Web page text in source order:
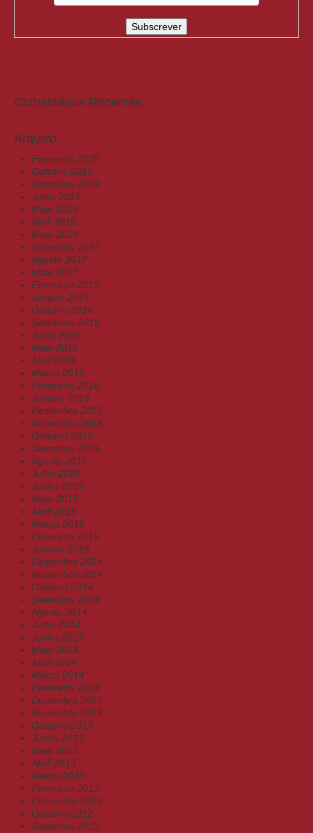
Comentários Recentes
Arquivo
Fevereiro 2025
Outubro 2019
Setembro 2019
Julho 2019
Maio 2019
Abril 2019
Maio 2018
Setembro 2017
Agosto 2017
Maio 2017
Fevereiro 2017
Janeiro 2017
Outubro 2016
Setembro 2016
Julho 2016
Maio 2016
Abril 2016
Março 2016
Fevereiro 2016
Janeiro 2016
Dezembro 2015
Novembro 2015
Outubro 2015
Setembro 2015
Agosto 2015
Julho 2015
Junho 2015
Maio 2015
Abril 2015
Março 2015
Fevereiro 2015
Janeiro 2015
Dezembro 2014
Novembro 2014
Outubro 2014
Setembro 2014
Agosto 2014
Julho 2014
Junho 2014
Maio 2014
Abril 2014
Março 2014
Fevereiro 2014
Dezembro 2013
Novembro 2013
Outubro 2013
Junho 2013
Maio 2013
Abril 2013
Março 2013
Fevereiro 2013
Dezembro 2012
Outubro 2012
Setembro 2012